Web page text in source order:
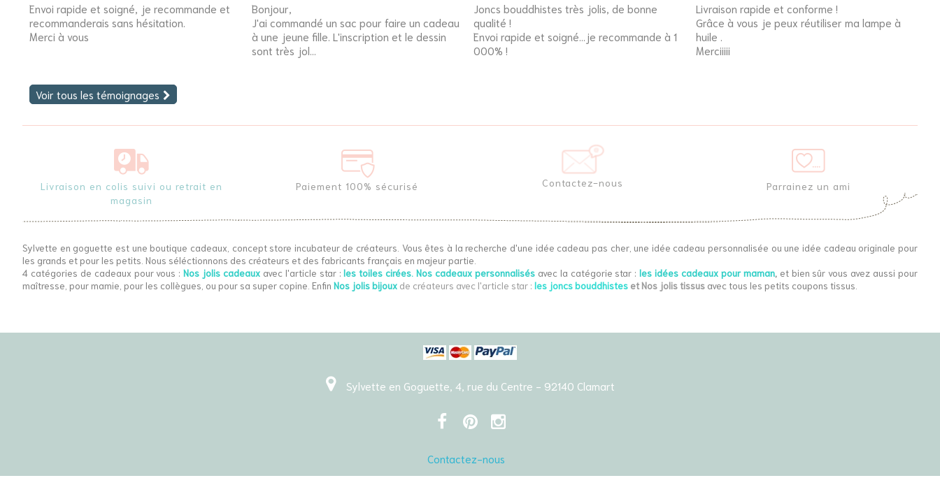
Envoi rapide et soigné, je recommande et
recommanderais sans hésitation.
Merci à vous
Bonjour,
J'ai commandé un sac pour faire un cadeau
à une jeune fille. L'inscription et le dessin
sont très jol...
Joncs bouddhistes très jolis, de bonne
qualité !
Envoi rapide et soigné...je recommande à 1
000% !
Livraison rapide et conforme !
Grâce à vous je peux réutiliser ma lampe à
huile .
Merciiiii
Voir tous les témoignages
Livraison en colis suivi ou retrait en
magasin
Paiement 100% sécurisé Contactez-nous Parrainez un ami
Sylvette en goguette est une boutique cadeaux, concept store incubateur de créateurs. Vous êtes à la recherche d'une idée cadeau pas cher, une idée cadeau personnalisée ou une idée cadeau originale pour
les grands et pour les petits. Nous séléctionnons des créateurs et des fabricants français en majeur partie.
4 catégories de cadeaux pour vous :Nos jolis cadeaux avec l'article star :les toiles cirées.Nos cadeaux personnalisés avec la catégorie star : les idées cadeaux pour maman, et bien sûr vous avez aussi pour
maîtresse, pour mamie, pour les collègues, ou pour sa super copine. Enfin Nos jolis bijoux de créateurs avec l'article star : les joncs bouddhistes et Nos jolis tissus avec tous les petits coupons tissus.
Sylvette en Goguette, 4, rue du Centre - 92140 Clamart
Contactez-nous